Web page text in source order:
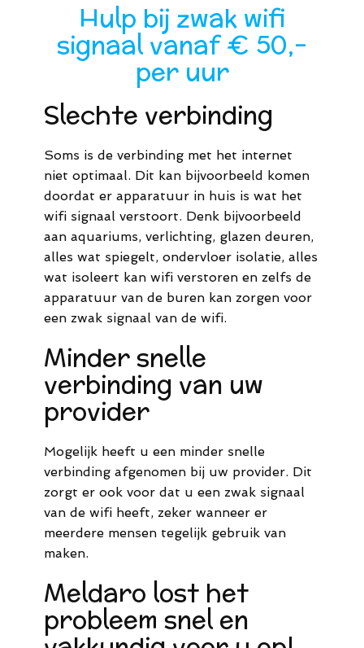
Hulp bij zwak wifi
signaal vanaf € 50,-
per uur
Slechte verbinding
Soms is de verbinding met het internet
niet optimaal. Dit kan bijvoorbeeld komen
doordat er apparatuur in huis is wat het
wifi signaal verstoort. Denk bijvoorbeeld
aan aquariums, verlichting, glazen deuren,
alles wat spiegelt, ondervloer isolatie, alles
wat isoleert kan wifi verstoren en zelfs de
apparatuur van de buren kan zorgen voor
een zwak signaal van de wifi.
Minder snelle
verbinding van uw
provider
Mogelijk heeft u een minder snelle
verbinding afgenomen bij uw provider. Dit
zorgt er ook voor dat u een zwak signaal
van de wifi heeft, zeker wanneer er
meerdere mensen tegelijk gebruik van
maken.
Meldaro lost het
probleem snel en